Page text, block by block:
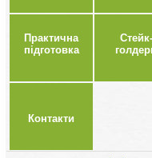
Практична
підготовка
Стейк-
Контакти